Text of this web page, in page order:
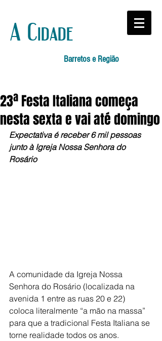
A Cidade
Barretos e Região
23ª Festa Italiana começa
nesta sexta e vai até domingo
Expectativa é receber 6 mil pessoas
junto à Igreja Nossa Senhora do
Rosário
A comunidade da Igreja Nossa
Senhora do Rosário (localizada na
avenida 1 entre as ruas 20 e 22)
coloca literalmente “a mão na massa”
para que a tradicional Festa Italiana se
torne realidade todos os anos.